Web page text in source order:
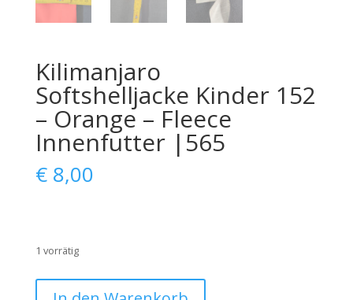
Kilimanjaro
Softshelljacke Kinder 152
– Orange – Fleece
Innenfutter |565
€8,00
1 vorrätig